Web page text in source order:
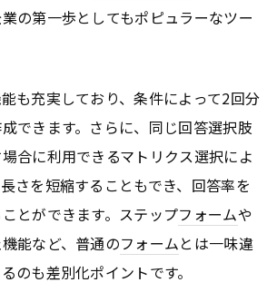
の第一歩としてもポピュラーなツー
も充実しており、条件によって2回分
できます。さらに、同じ回答選択肢
合に利用できるマトリクス選択によ
さを短縮することもでき、回答率を
とができます。ステップフォームや
能など、普通のフォームとは一味違
のも差別化ポイントです。